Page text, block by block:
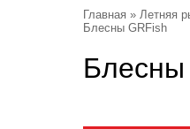
Главная » Летняя
Блесны GRFish
Блесны